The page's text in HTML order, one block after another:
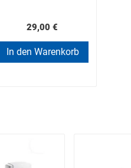
29,00 €
In den Warenkorb